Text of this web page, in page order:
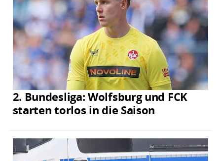
2. Bundesliga: Wolfsburg und FCK
starten torlos in die Saison